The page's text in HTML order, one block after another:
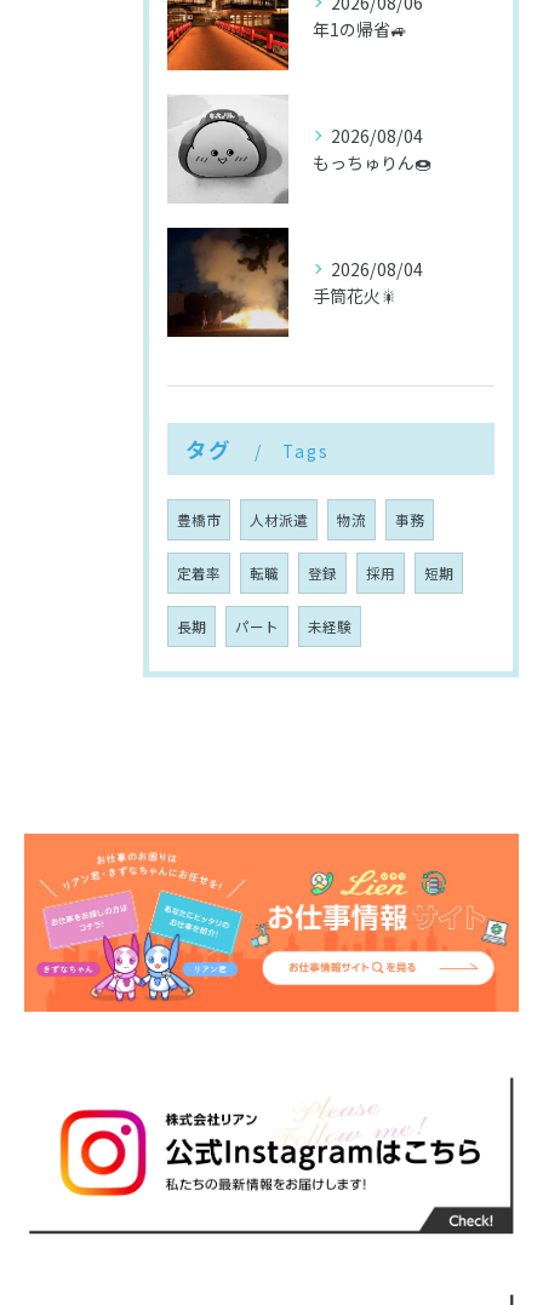
年1の帰省🚙
2026/08/04
もっちゅりん🍩
2026/08/04
手筒花火🎇
タグ Tags
豊橋市 人材派遣 物流 事務
定着率 転職 登録 採用 短期
長期 パート 未経験